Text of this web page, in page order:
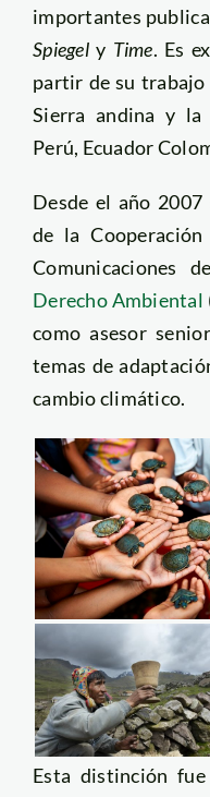
importantes
Spiegely Time. Es
partir de su trabajo
Sierra andina y la
Perú, Ecuador
Desde el año 2007
de la
Comunicaciones
Derecho Ambiental
como asesor
temas de
cambio climático.
Esta distinción